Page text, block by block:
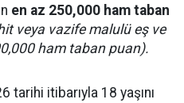
en az 250,000 ham taban
veya vazife malulü eş ve
ham taban puan).
tarihi itibarıyla 18 yaşını